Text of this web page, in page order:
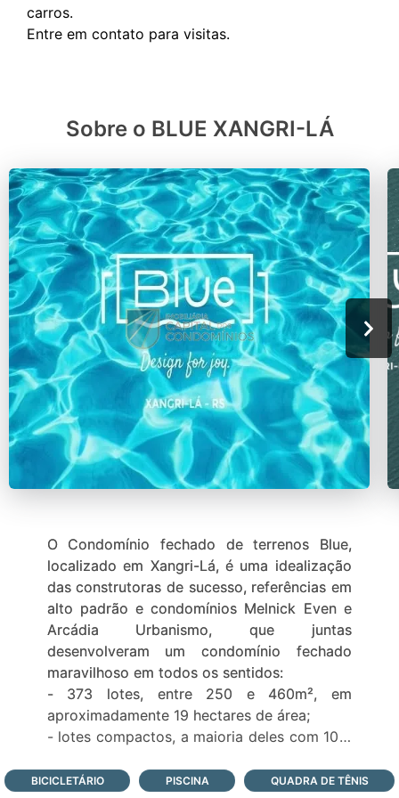
carros.
Sobre o BLUE XANGRI-LÁ
O Condomínio fechado de terrenos Blue,
localizado em Xangri-Lá, é uma idealização
das construtoras de sucesso, referências em
alto padrão e condomínios Melnick Even e
Arcádia Urbanismo, que juntas
desenvolveram um condomínio fechado
maravilhoso em todos os sentidos:
- 373 lotes, entre 250 e 460m², em
aproximadamente 19 hectares de área;
- lotes compactos, a maioria deles com 10 x
uma região muito nobre e privilegiada da
BICICLETÁRIO PISCINA QUADRA DE TÊNIS